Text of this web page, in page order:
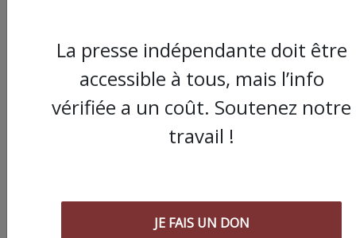
Voir tous les numéros papier
AGORA
psychologique pour les femmes
La presse indépendante doit être
accessible à tous, mais l’info
vérifiée a un coût. Soutenez notre
travail !
JE FAIS UN DON